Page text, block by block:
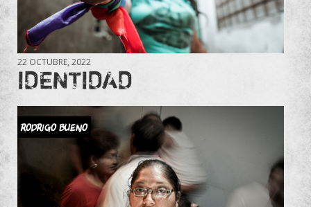
22 OCTUBRE, 2022
IDENTIDAD
RODRIGO BUENO